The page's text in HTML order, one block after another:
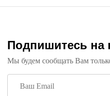
Подпишитесь на
Мы будем сообщать Вам